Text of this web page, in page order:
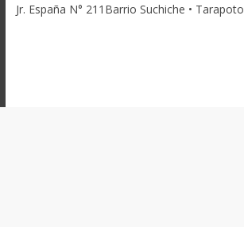
Jr. España N° 211Barrio Suchiche • Tarapoto